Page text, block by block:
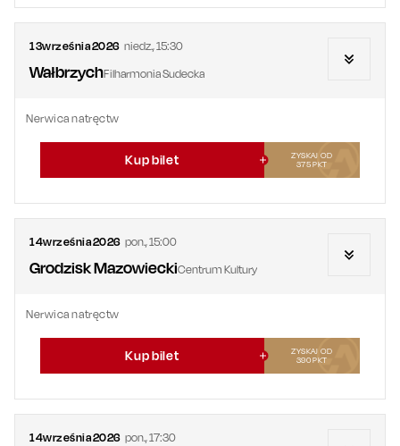
13września2026 niedz.,15:30
WałbrzychFilharmonia Sudecka
Nerwica natręctw
Kup bilet
ZYSKAJ OD
375PKT
14września2026 pon.,15:00
Grodzisk MazowieckiCentrum Kultury
Nerwica natręctw
Kup bilet
ZYSKAJ OD
390PKT
14września2026 pon.,17:30